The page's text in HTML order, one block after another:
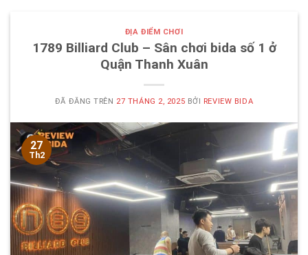
ĐỊA ĐIỂM CHƠI
1789 Billiard Club – Sân chơi bida số 1 ở
Quận Thanh Xuân
ĐÃ ĐĂNG TRÊN 27 THÁNG 2, 2025 BỞI REVIEW BIDA
27
Th2